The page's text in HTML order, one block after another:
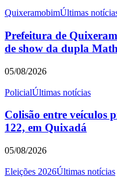
QuixeramobimÚltimas
Prefeitura de
de show da dupla
05/08/2026
PolicialÚltimas notícias
Colisão entre veículos
122, em Quixadá
05/08/2026
Eleições 2026Últimas notícias